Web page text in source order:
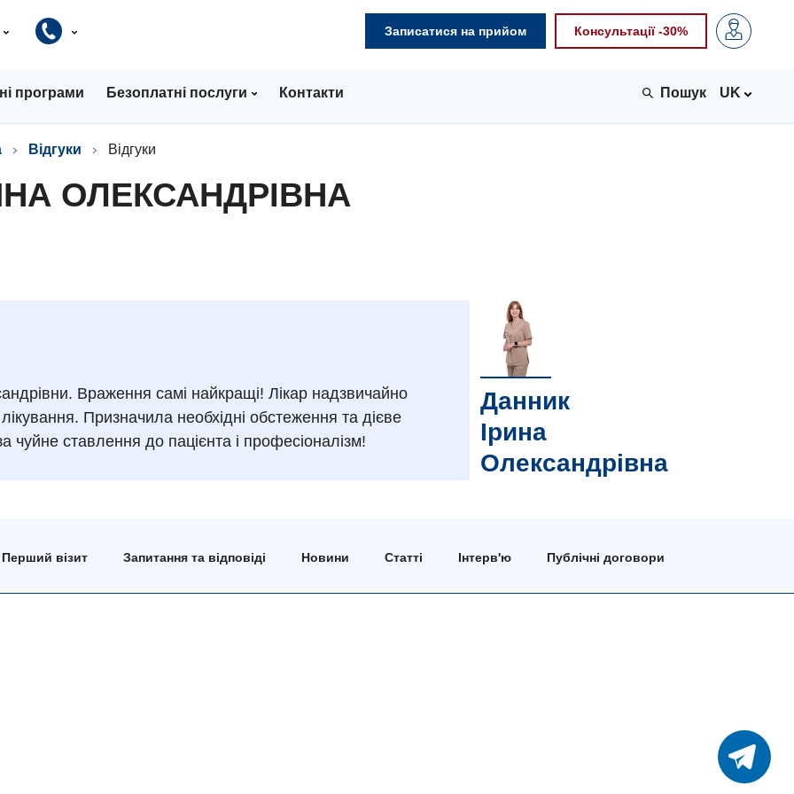
Записатися на прийом Консультації -30%
програми Безоплатні послуги Контакти UK
Відгуки Відгуки
ОЛЕКСАНДРІВНА
Враження самі найкращі! Лікар надзвичайно
Призначила необхідні обстеження та дієве
чуйне ставлення до пацієнта і професіоналізм!
Данник
Ірина
Олександрівна
Перший візит Запитання та відповіді Новини Статті Інтерв'ю Публічні договори